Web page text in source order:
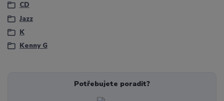
CD
Jazz
K
Kenny G
Potřebujete poradit?